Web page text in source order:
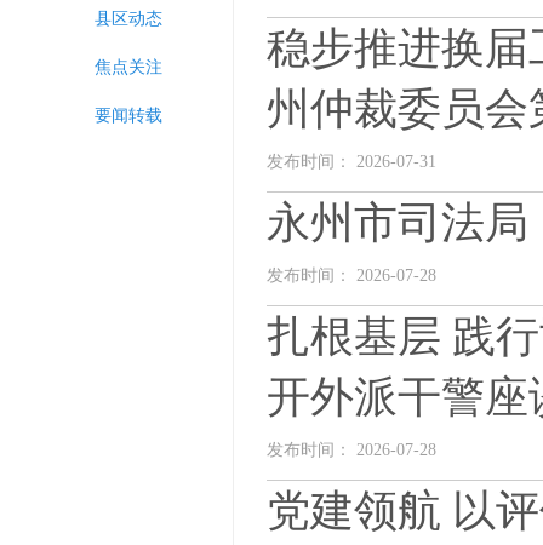
县区动态
焦点关注
要闻转载
稳步推进换
州仲裁委员
发布时间： 2026-07-31
永州市司法
发布时间： 2026-07-28
扎根基层 践
开外派干警座
发布时间： 2026-07-28
党建领航 以